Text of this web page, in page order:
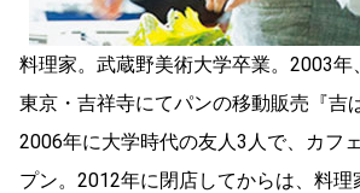
料理家。武蔵野美術大学卒業。2003年
東京・吉祥寺にてパンの移動販売『吉
2006年に大学時代の友人3人で、カフ
プン。2012年に閉店してからは、料